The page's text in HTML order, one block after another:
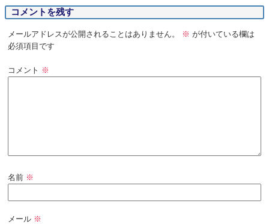
コメントを残す
メールアドレスが公開されることはありません。 ※ が付いている欄は
必須項目です
コメント ※
名前 ※
メール ※